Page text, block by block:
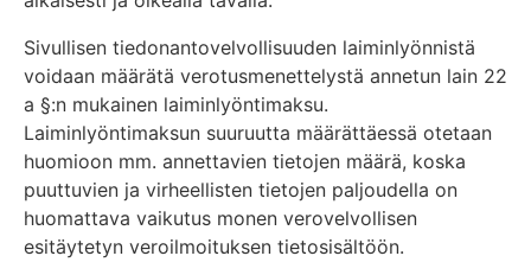
Sivullisen tiedonantovelvollisuuden laiminlyönnistä
voidaan määrätä verotusmenettelystä annetun lain 22
a §:n mukainen laiminlyöntimaksu.
Laiminlyöntimaksun suuruutta määrättäessä otetaan
huomioon mm. annettavien tietojen määrä, koska
puuttuvien ja virheellisten tietojen paljoudella on
huomattava vaikutus monen verovelvollisen
esitäytetyn veroilmoituksen tietosisältöön.